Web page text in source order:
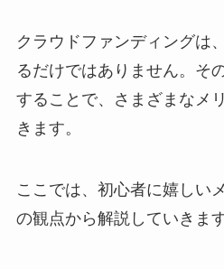
クラウドファンディングは
るだけではありません。そ
することで、さまざまなメ
きます。
ここでは、初心者に嬉しい
の観点から解説していきます